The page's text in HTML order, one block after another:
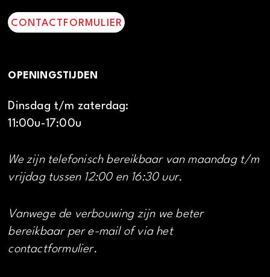
CONTACTFORMULIER
OPENINGSTIJDEN
Dinsdag t/m zaterdag:
11:00u-17:00u
We zijn telefonisch bereikbaar van maandag t/m
vrijdag tussen 12:00 en 16:30 uur.
Vanwege de verbouwing zijn we beter
bereikbaar per e-mail of via het
contactformulier.